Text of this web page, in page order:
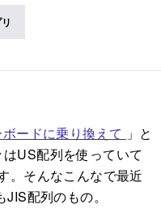
ードに乗り換えて 」と
US配列を使っていて
。そんなこんなで最近
配列のもの。